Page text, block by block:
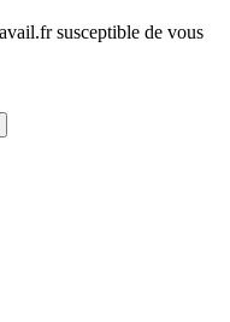
susceptible de vous